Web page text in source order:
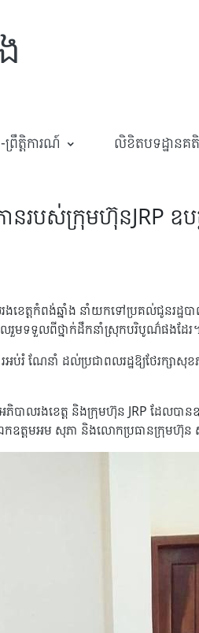
រឹត្តិការណ៍ លិខិតបទដ្ឋានគ
របស់ក្រុមហ៊ុនJRP ឧប
ខេត្តកំពង់ឆ្នាំង នាំយកទៅប្រគល់ជូនរដ្
រួមទទួលពីថ្នាក់ដឹកនាំស្រុកបរិបូណ៌ផងដែរ។
រអប់រំ ណែនាំ ដល់ប្រជាពលរដ្ឋឱ្យថែរក្ស
រងខេត្ត និងក្រុមហ៊ុន JRP ដែលបានឧ
ត្តមអម សុភា និងលោកប្រធានក្រុមហ៊ុន